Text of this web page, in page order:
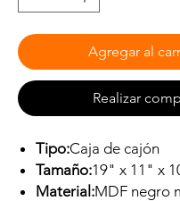
Agregar al
Realizar
Tipo:Caja de cajón
Tamaño:19" x 11" x
Material:MDF negro